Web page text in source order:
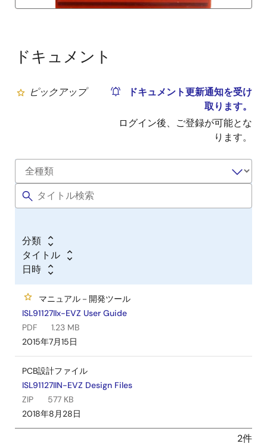
ドキュメント
ピックアップ
ドキュメント更新通知を受け
取ります。
ログイン後、ご登録が可能とな
ります。
分類
タイトル
日時
マニュアル－開発ツール
ISL91127IIx-EVZ User Guide
PDF
1.23 MB
2015年7月15日
PCB設計ファイル
ISL91127IIN-EVZ Design Files
ZIP
577 KB
2018年8月28日
2件